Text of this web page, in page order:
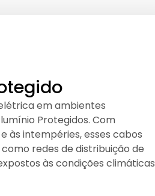
em ambientes
Protegidos. Com
às intempéries, esses cabos
redes de distribuição de
às condições climáticas